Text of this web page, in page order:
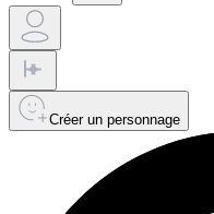
Créer un personnage